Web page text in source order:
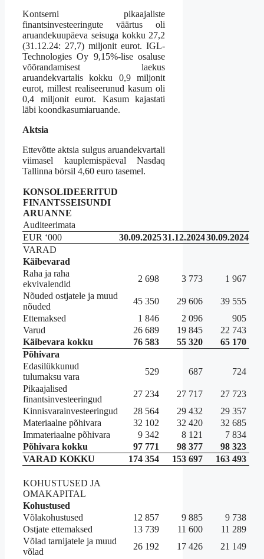
Kontserni pikaajaliste
finantsinvesteeringute väärtus oli
aruandekuupäeva seisuga kokku 27,2
(31.12.24: 27,7) miljonit eurot. IGL-
Technologies Oy 9,15%-lise osaluse
võõrandamisest laekus
aruandekvartalis kokku 0,9 miljonit
eurot, millest realiseerunud kasum oli
0,4 miljonit eurot. Kasum kajastati
läbi koondkasumiaruande.
Aktsia
Ettevõtte aktsia sulgus aruandekvartali
viimasel kauplemispäeval Nasdaq
Tallinna börsil 4,60 euro tasemel.
KONSOLIDEERITUD
FINANTSSEISUNDI
ARUANNE
Auditeerimata
EUR ‘000
30.09.202531.12.202430.09.2024
VARAD
Käibevarad
Raha ja raha
ekvivalendid
2 698 3 773
1 967
Nõuded ostjatele ja muud
nõuded
45 350 29 606
39 555
Ettemaksed
1 846 2 096
905
Varud
26 689 19 845
22 743
Käibevara kokku
76 583 55 320
65 170
Põhivara
Edasilükkunud
tulumaksu vara
529 687
724
Pikaajalised
finantsinvesteeringud
27 234 27 717
27 723
Kinnisvarainvesteeringud
28 564 29 432
29 357
Materiaalne põhivara
32 102 32 420
32 685
Immateriaalne põhivara
9 342 8 121
7 834
Põhivara kokku
97 771 98 377
98 323
VARAD KOKKU
174 354 153 697 163 493
KOHUSTUSED JA
OMAKAPITAL
Kohustused
Võlakohustused
12 857 9 885
9 738
Ostjate ettemaksed
13 739 11 600
11 289
Võlad tarnijatele ja muud
võlad
26 192 17 426
21 149